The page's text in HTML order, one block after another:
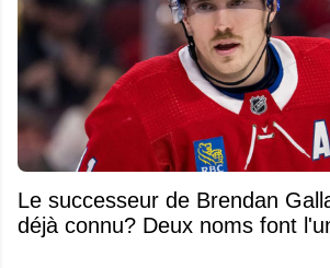
Le successeur de Brendan
déjà connu? Deux noms font